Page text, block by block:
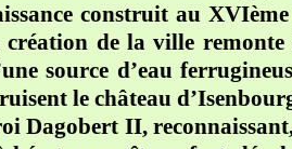
construit au
de la ville remonte
source d’eau
le château
Dagobert II,